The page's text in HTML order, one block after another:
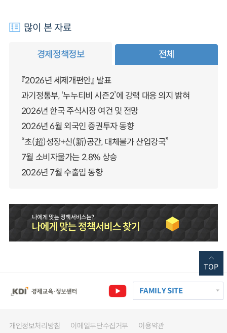
많이 본 자료
경제정책정보 전체
『2026년 세제개편안』 발표
과기정통부, ‘누누티비 시즌2’에 강력 대응 의지 밝혀
2026년 한국 주식시장 여건 및 전망
2026년 6월 외국인 증권투자 동향
“초(超)성장+신(新)공간, 대체불가 산업강국”
7월 소비자물가는 2.8% 상승
2026년 7월 수출입 동향
FAMILY SITE
개인정보처리방침 이메일무단수집거부 이용약관
TOP